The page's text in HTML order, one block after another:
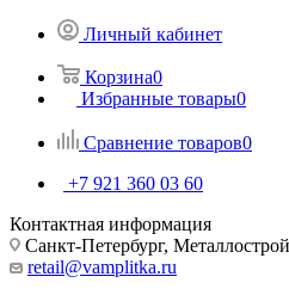
Личный кабинет
Корзина0
Избранные товары0
Сравнение товаров0
+7 921 360 03 60
Контактная информация
Санкт-Петербург,
retail@vamplitka.ru